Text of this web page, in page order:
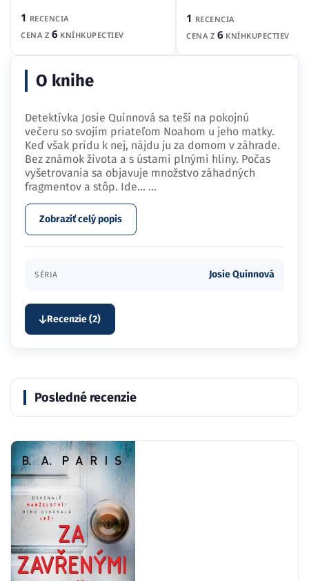
1 RECENCIA
CENA Z 6 KNÍHKUPECTIEV
1 RECENCIA
CENA Z 6 KNÍHKUPECTIEV
O knihe
Detektívka Josie Quinnová sa teší na pokojnú
večeru so svojím priateľom Noahom u jeho matky.
Keď však prídu k nej, nájdu ju za domom v záhrade.
Bez známok života a s ústami plnými hliny. Počas
vyšetrovania sa objavuje množstvo záhadných
fragmentov a stôp. Ide… ...
Zobraziť celý popis
SÉRIA Josie Quinnová
Recenzie (2)
Posledné recenzie